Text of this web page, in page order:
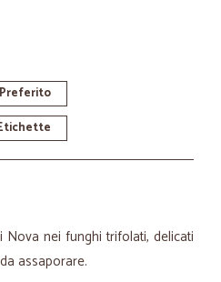
nei funghi trifolati, delicati
assaporare.